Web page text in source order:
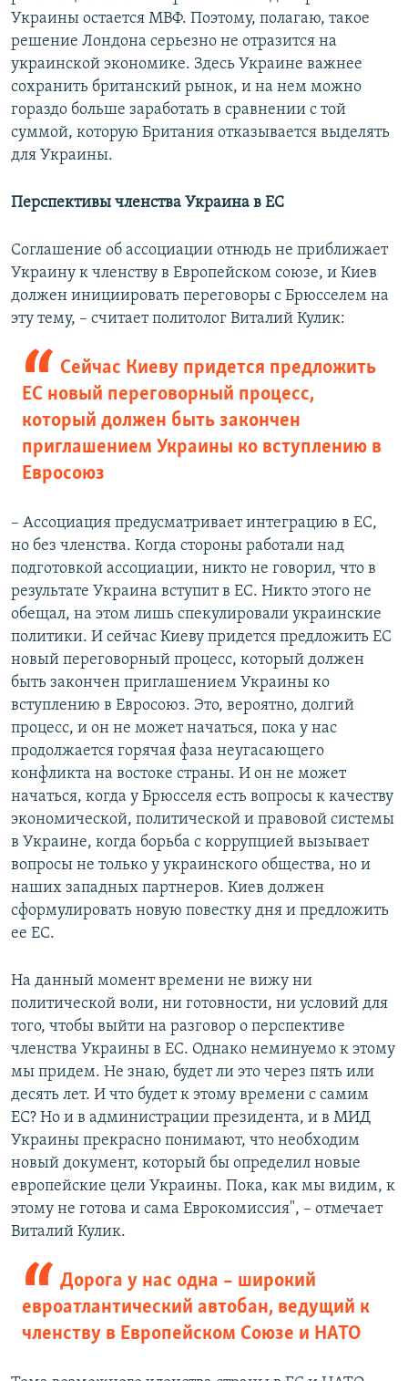
Украины остается МВФ. Поэтому, полагаю, такое
решение Лондона серьезно не отразится на
украинской экономике. Здесь Украине важнее
сохранить британский рынок, и на нем можно
гораздо больше заработать в сравнении с той
суммой, которую Британия отказывается выделять
для Украины.
Перспективы членства Украина в ЕС
Соглашение об ассоциации отнюдь не приближает
Украину к членству в Европейском союзе, и Киев
должен инициировать переговоры с Брюсселем на
эту тему, – считает политолог Виталий Кулик:
Сейчас Киеву придется предложить
ЕС новый переговорный процесс,
который должен быть закончен
приглашением Украины ко вступлению в
Евросоюз
– Ассоциация предусматривает интеграцию в ЕС,
но без членства. Когда стороны работали над
подготовкой ассоциации, никто не говорил, что в
результате Украина вступит в ЕС. Никто этого не
обещал, на этом лишь спекулировали украинские
политики. И сейчас Киеву придется предложить ЕС
новый переговорный процесс, который должен
быть закончен приглашением Украины ко
вступлению в Евросоюз. Это, вероятно, долгий
процесс, и он не может начаться, пока у нас
продолжается горячая фаза неугасающего
конфликта на востоке страны. И он не может
начаться, когда у Брюсселя есть вопросы к качеству
экономической, политической и правовой системы
в Украине, когда борьба с коррупцией вызывает
вопросы не только у украинского общества, но и
наших западных партнеров. Киев должен
сформулировать новую повестку дня и предложить
ее ЕС.
На данный момент времени не вижу ни
политической воли, ни готовности, ни условий для
того, чтобы выйти на разговор о перспективе
членства Украины в ЕС. Однако неминуемо к этому
мы придем. Не знаю, будет ли это через пять или
десять лет. И что будет к этому времени с самим
ЕС? Но и в администрации президента, и в МИД
Украины прекрасно понимают, что необходим
новый документ, который бы определил новые
европейские цели Украины. Пока, как мы видим, к
этому не готова и сама Еврокомиссия", – отмечает
Виталий Кулик.
Дорога у нас одна – широкий
евроатлантический автобан, ведущий к
членству в Европейском Союзе и НАТО